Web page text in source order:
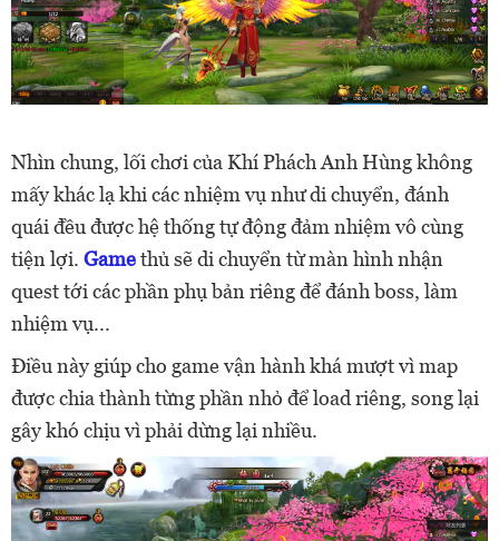
Nhìn chung, lối chơi của Khí Phách Anh Hùng không
mấy khác lạ khi các nhiệm vụ như di chuyển, đánh
quái đều được hệ thống tự động đảm nhiệm vô cùng
tiện lợi. Gamethủ sẽ di chuyển từ màn hình nhận
quest tới các phần phụ bản riêng để đánh boss, làm
nhiệm vụ...
Điều này giúp cho game vận hành khá mượt vì map
được chia thành từng phần nhỏ để load riêng, song lại
gây khó chịu vì phải dừng lại nhiều.